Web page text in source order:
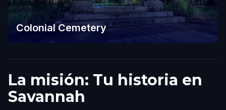
Colonial Cemetery
La misión: Tu historia en
Savannah